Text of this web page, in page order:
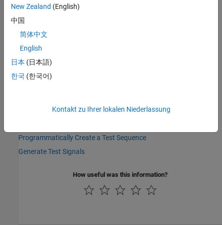
Version History
Introduced in R2015a
See Also
et |before|
Define Test Steps and Assessments
Programmatically Create a Test Sequence
Generate Test Signals
How useful was this information?
New Zealand (English)
中国
简体中文
English
日本 (日本語)
한국 (한국어)
Kontakt zu Ihrer lokalen Niederlassung